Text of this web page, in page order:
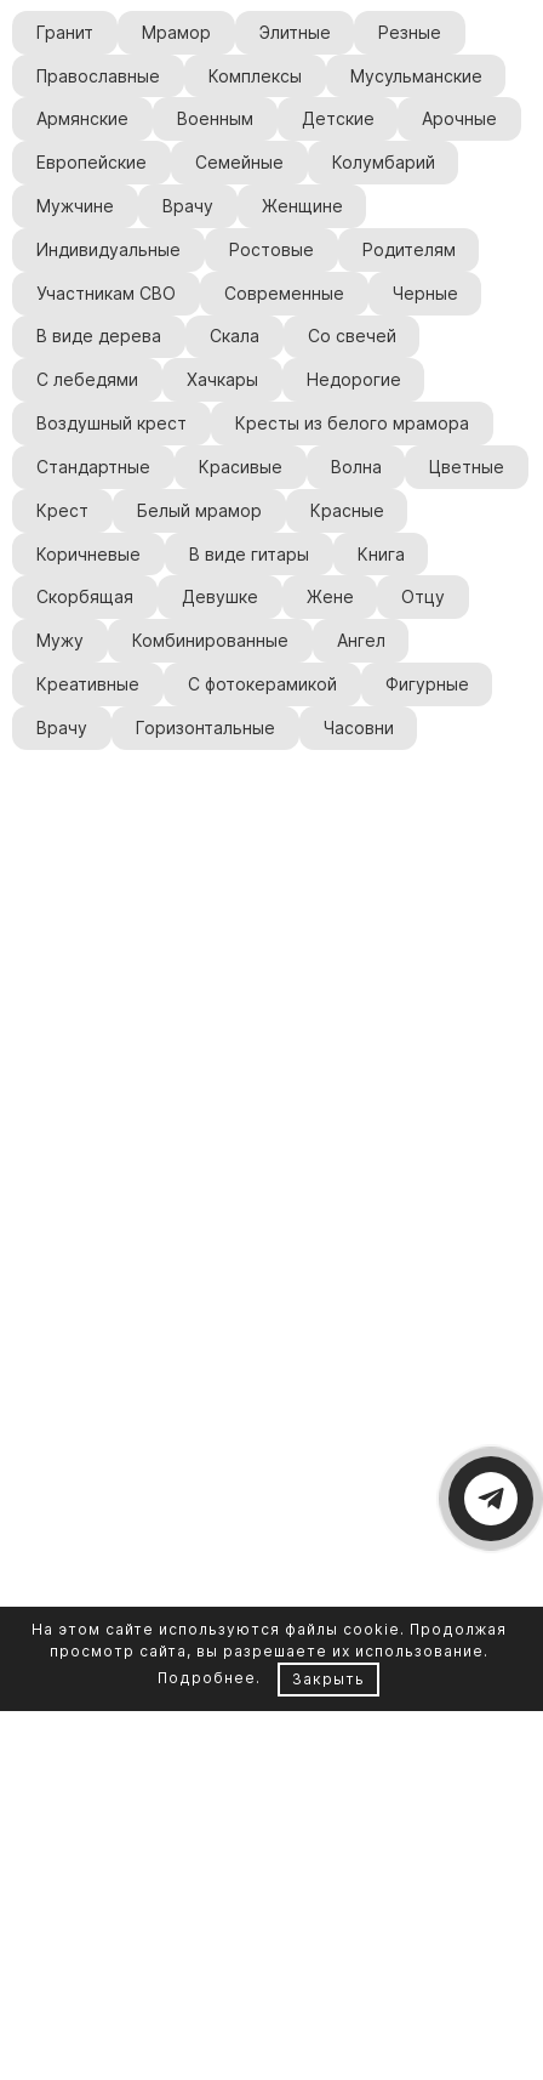
Гранит Мрамор Элитные Резные
Православные Комплексы Мусульманские
Армянские Военным Детские Арочные
Европейские Семейные Колумбарий
Мужчине Врачу Женщине
Индивидуальные Ростовые Родителям
Участникам СВО Современные Черные
В виде дерева Скала Со свечей
С лебедями Хачкары Недорогие
Воздушный крест Кресты из белого мрамора
Стандартные Красивые Волна Цветные
Крест Белый мрамор Красные
Коричневые В виде гитары Книга
Скорбящая Девушке Жене Отцу
Мужу Комбинированные Ангел
Креативные С фотокерамикой Фигурные
Врачу Горизонтальные Часовни
На этом сайте используются файлы cookie. Продолжая
просмотр сайта, вы разрешаете их использование.
Подробнее . Закрыть